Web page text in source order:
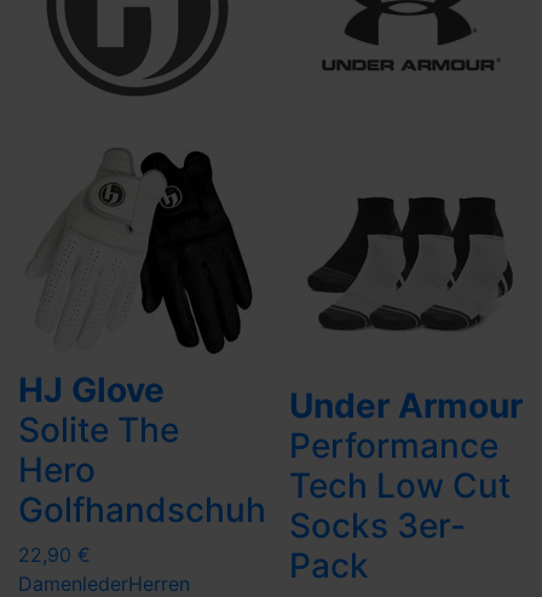
HJ Glove
Solite The
Hero
Golfhandschuh
22,90 €
DamenlederHerren
Under Armour
Performance
Tech Low Cut
Socks 3er-
Pack